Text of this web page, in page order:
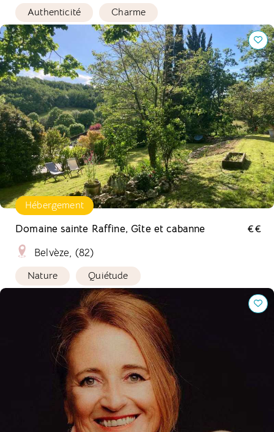
Authenticité Charme
Hébergement
Domaine sainte Raffine, Gîte et cabanne
€€
Belvèze, (82)
Nature Quiétude
Domaine sainte Raffine, Gîte et cabanne
Bien-être : Retraite, Coaching, Voyage